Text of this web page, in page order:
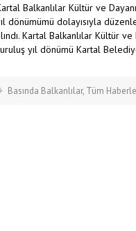
Balkanlılar Kültür ve
dönümümü dolayısıyla
Kartal Balkanlılar Kültür
yıl dönümü Kartal
Basında Balkanlılar, Tüm